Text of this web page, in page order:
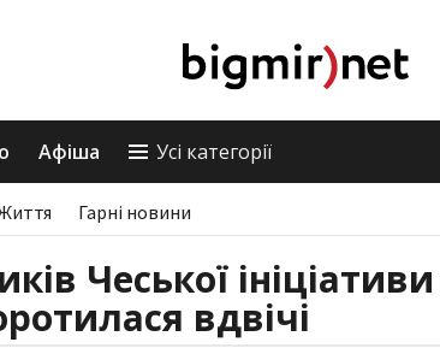
Афіша Усі категорії
Гарні новини
Чеської ініціативи
вдвічі